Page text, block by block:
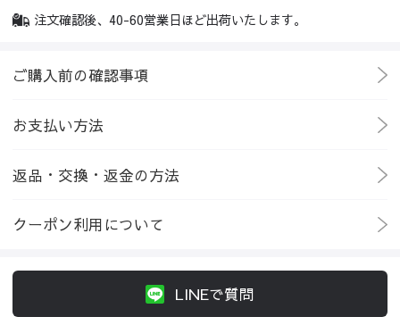
注文確認後、40-60営業日ほど出荷いたします。
ご購入前の確認事項
お支払い方法
返品・交換・返金の方法
クーポン利用について
LINEで質問